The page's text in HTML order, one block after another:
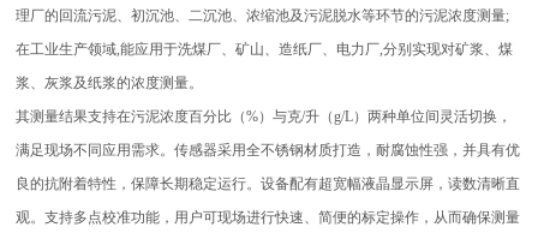
理厂的回流污泥、初沉池、二沉池、浓缩池及污泥脱水等环节的污泥浓度测量;
在工业生产领域,能应用于洗煤厂、矿山、造纸厂、电力厂,分别实现对矿浆、煤
浆、灰浆及纸浆的浓度测量。
其测量结果支持在污泥浓度百分比（%）与克/升（g/L）两种单位间灵活切换，
满足现场不同应用需求。传感器采用全不锈钢材质打造，耐腐蚀性强，并具有优
良的抗附着特性，保障长期稳定运行。设备配有超宽幅液晶显示屏，读数清晰直
观。支持多点校准功能，用户可现场进行快速、简便的标定操作，从而确保测量